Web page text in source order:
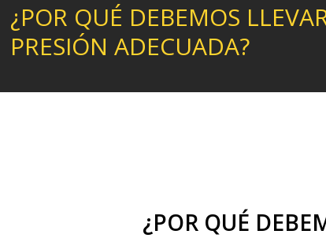
¿POR QUÉ DEBEMOS
PRESIÓN ADECUADA?
¿POR QUÉ